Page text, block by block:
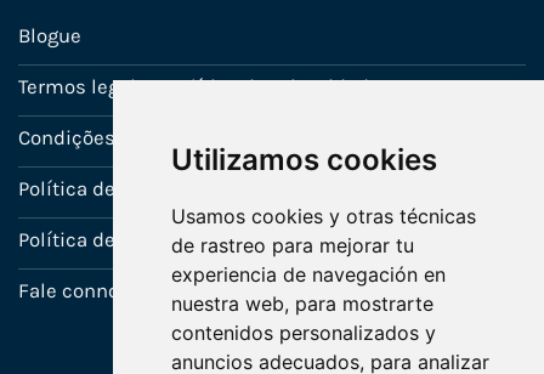
Utilizamos cookies
Usamos cookies y otras técnicas
de rastreo para mejorar tu
experiencia de navegación en
nuestra web, para mostrarte
contenidos personalizados y
anuncios adecuados, para analizar
Blogue
Termos legais e política de privacidade
Condições de venda
Política de Garantia
Política de utilização de cookies
Fale connosco